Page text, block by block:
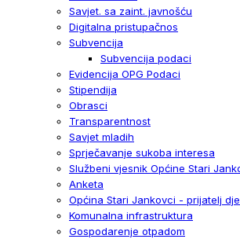
Savjet. sa zaint. javnošću
Digitalna pristupačnos
Subvencija
Subvencija podaci
Evidencija OPG Podaci
Stipendija
Obrasci
Transparentnost
Savjet mladih
Sprječavanje sukoba interesa
Službeni vjesnik Općine Stari
Anketa
Općina Stari Jankovci - prijatelj
Komunalna infrastruktura
Gospodarenje otpadom